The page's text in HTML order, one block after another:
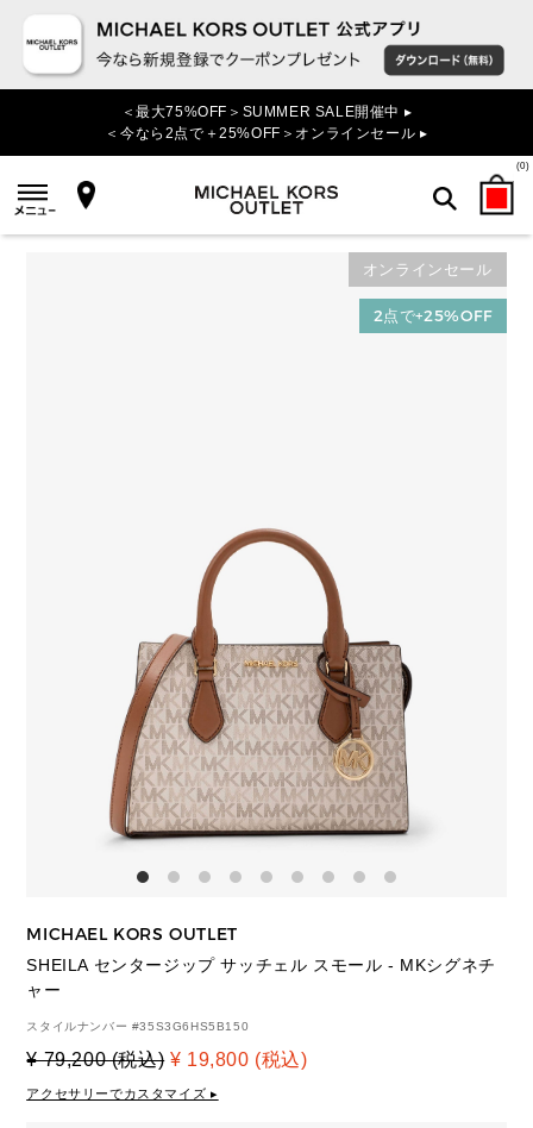
＜最大75%OFF＞SUMMER SALE開催中 ▸
＜今なら2点で＋25%OFF＞オンラインセール ▸
(0)
検索
オンラインセール
2点で+25%OFF
MICHAEL KORS OUTLET
SHEILA センタージップ サッチェル スモール - MKシグネチ
ャー
スタイルナンバー #35S3G6HS5B150
¥ 79,200 (税込) ¥ 19,800 (税込)
アクセサリーでカスタマイズ ▸